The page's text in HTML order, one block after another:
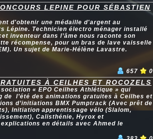
LEPINE POUR SÉBASTIEN
d'obtenir une médaille d'argent au
Lépine. Technicien électro ménager installé
inventeur dans l’âme nous raconte son
récompense, pour un bras de lave vaisselle
Un sujet de Marie-Hélène Lavastre.
657 0
À CEILHES ET ROCOZELS
« EPO Ceilhes Athlétique » qui
de l’été des animations gratuites à Ceilhes et
d’initiations BMX Pumptrack (Avec prêt de
Initiation apprentissage vélo (Slalom,
Calisthénie, Hyrox et
en détails avec Ahmed le